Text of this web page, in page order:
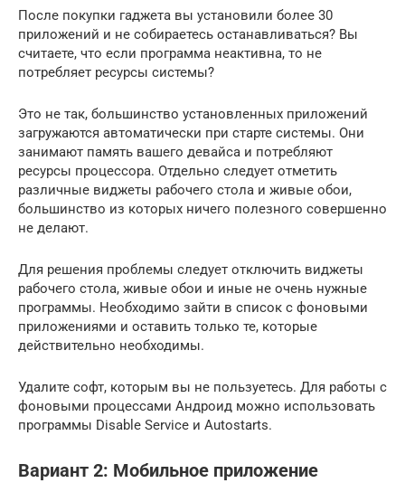
После покупки гаджета вы установили более 30
приложений и не собираетесь останавливаться? Вы
считаете, что если программа неактивна, то не
потребляет ресурсы системы?
Это не так, большинство установленных приложений
загружаются автоматически при старте системы. Они
занимают память вашего девайса и потребляют
ресурсы процессора. Отдельно следует отметить
различные виджеты рабочего стола и живые обои,
большинство из которых ничего полезного совершенно
не делают.
Для решения проблемы следует отключить виджеты
рабочего стола, живые обои и иные не очень нужные
программы. Необходимо зайти в список с фоновыми
приложениями и оставить только те, которые
действительно необходимы.
Удалите софт, которым вы не пользуетесь. Для работы с
фоновыми процессами Андроид можно использовать
программы Disable Service и Autostarts.
Вариант 2: Мобильное приложение